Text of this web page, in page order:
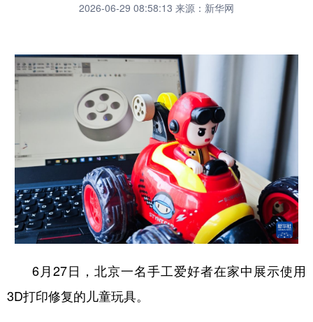
全球连线
文化 书画 健康
视频 图片
中央文件 金融 汽车
食品 人居 信息化 数字经济
学术中国 乡村振兴 银龄 溯源中国
城市 旅游 能源 会展
公益 一带一路 亚太网 上市公司
2026-06-29 08:58:13 来源：新华网
6月27日，北京一名手工爱好者在家中展示使用
3D打印修复的儿童玩具。